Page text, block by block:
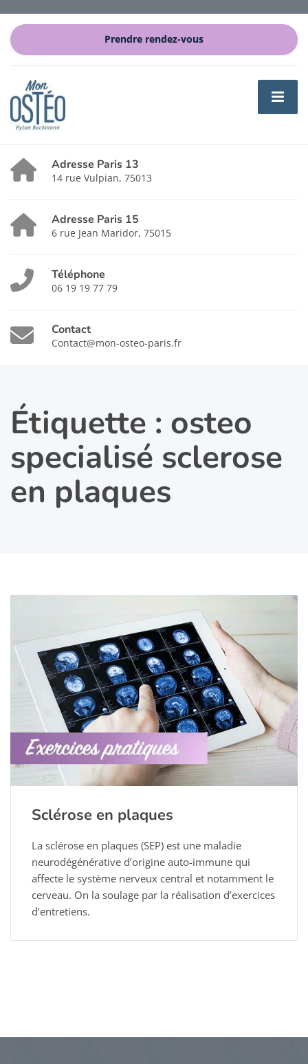
Prendre rendez-vous
Adresse Paris 13
14 rue Vulpian, 75013
Adresse Paris 15
6 rue Jean Maridor, 75015
Téléphone
06 19 19 77 79
Contact
Contact@mon-osteo-paris.fr
Étiquette : osteo
specialisé sclerose
en plaques
Sclérose en plaques
La sclérose en plaques (SEP) est une maladie
neurodégénérative d’origine auto-immune qui
affecte le système nerveux central et notamment le
cerveau. On la soulage par la réalisation d’exercices
d’entretiens.